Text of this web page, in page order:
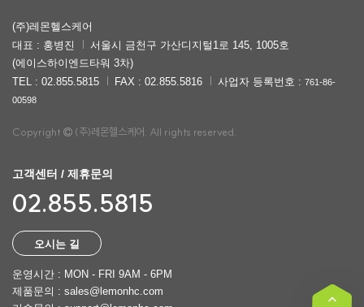
(주)레몬헬스케어
대표 : 홍병진
서울시 금천구 가산디지털1로 145, 1005호
(에이스하이엔드타워 3차)
TEL : 02.855.5815
FAX : 02.855.5816 사업자 등록번호 : 761-86-
00598
Copyright (주)레몬헬스케어. All rights reserved.
고객센터 / 제휴문의
02.855.5815
오시는 길
운영시간 : MON - FRI 9AM - 6PM
제품문의 : sales@lemonhc.com